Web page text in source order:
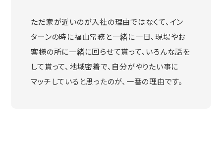
ただ家が近いのが入社の理由ではなくて、イン
ターンの時に福山常務と一緒に一日、現場やお
客様の所に一緒に回らせて貰って、いろんな話を
して貰って、地域密着で、自分がやりたい事に
マッチしていると思ったのが、一番の理由です。